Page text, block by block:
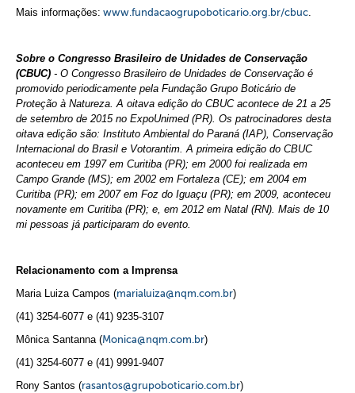
Mais informações: www.fundacaogrupoboticario.org.br/cbuc.
Sobre o Congresso Brasileiro de Unidades de Conservação
(CBUC) - O Congresso Brasileiro de Unidades de Conservação é
promovido periodicamente pela Fundação Grupo Boticário de
Proteção à Natureza. A oitava edição do CBUC acontece de 21 a 25
de setembro de 2015 no ExpoUnimed (PR). Os patrocinadores desta
oitava edição são: Instituto Ambiental do Paraná (IAP), Conservação
Internacional do Brasil e Votorantim. A primeira edição do CBUC
aconteceu em 1997 em Curitiba (PR); em 2000 foi realizada em
Campo Grande (MS); em 2002 em Fortaleza (CE); em 2004 em
Curitiba (PR); em 2007 em Foz do Iguaçu (PR); em 2009, aconteceu
novamente em Curitiba (PR); e, em 2012 em Natal (RN). Mais de 10
mi pessoas já participaram do evento.
Relacionamento com a Imprensa
Maria Luiza Campos (marialuiza@nqm.com.br)
(41) 3254-6077 e (41) 9235-3107
Mônica Santanna (Monica@nqm.com.br)
(41) 3254-6077 e (41) 9991-9407
Rony Santos (rasantos@grupoboticario.com.br)